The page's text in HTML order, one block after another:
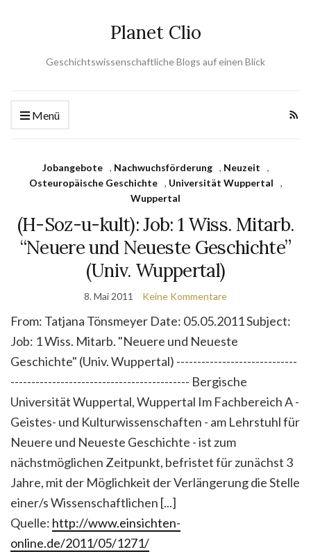
Planet Clio
Geschichtswissenschaftliche Blogs auf einen Blick
Menü
Jobangebote , Nachwuchsförderung , Neuzeit
,
Osteuropäische Geschichte
, Universität Wuppertal
,
Wuppertal
(H-Soz-u-kult): Job: 1 Wiss. Mitarb.
“Neuere und Neueste Geschichte”
(Univ. Wuppertal)
8. Mai 2011 Keine Kommentare
From: Tatjana Tönsmeyer Date: 05.05.2011 Subject:
Job: 1 Wiss. Mitarb. "Neuere und Neueste
Geschichte" (Univ. Wuppertal) -----------------------------
------------------------------------------- Bergische
Universität Wuppertal, Wuppertal Im Fachbereich A -
Geistes- und Kulturwissenschaften - am Lehrstuhl für
Neuere und Neueste Geschichte - ist zum
nächstmöglichen Zeitpunkt, befristet für zunächst 3
Jahre, mit der Möglichkeit der Verlängerung die Stelle
einer/s Wissenschaftlichen [...]
Quelle: http://www.einsichten-
online.de/2011/05/1271/